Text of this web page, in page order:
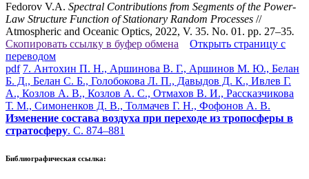
Fedorov V.A. Spectral Contributions from Segments of the Power-
Law Structure Function of Stationary Random Processes //
Atmospheric and Oceanic Optics, 2022, V. 35. No. 01. pp. 27–35.
Скопировать ссылку в буфер обмена
Открыть страницу с
переводом
pdf 7. Антохин П. Н., Аршинова В. Г., Аршинов М. Ю., Белан
Б. Д., Белан С. Б., Голобокова Л. П., Давыдов Д. К., Ивлев Г.
А., Козлов А. В., Козлов А. С., Отмахов В. И., Рассказчикова
Т. М., Симоненков Д. В., Толмачев Г. Н., Фофонов А. В.
Изменение состава воздуха при переходе из тропосферы в
стратосферу. С. 874–881
Библиографическая ссылка: